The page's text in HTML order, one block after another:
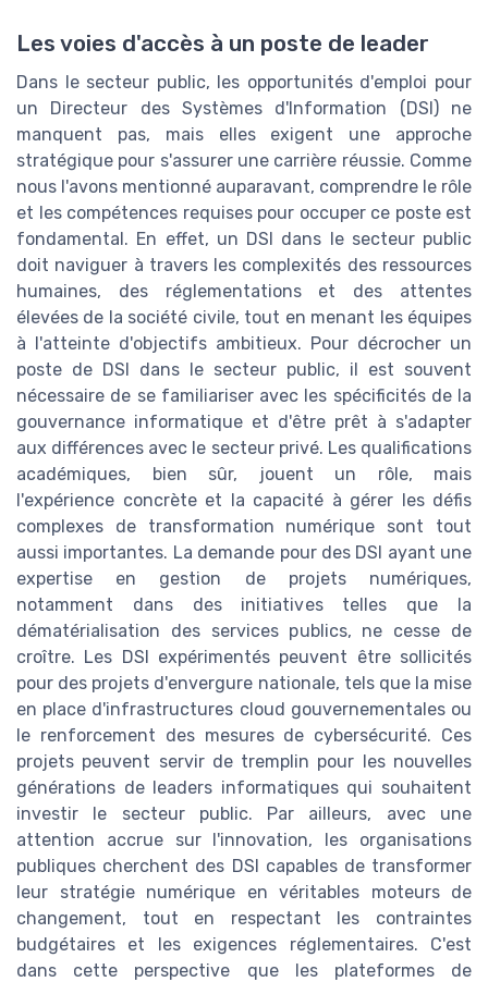
Les voies d'accès à un poste de leader
Dans le secteur public, les opportunités d'emploi pour
un Directeur des Systèmes d'Information (DSI) ne
manquent pas, mais elles exigent une approche
stratégique pour s'assurer une carrière réussie. Comme
nous l'avons mentionné auparavant, comprendre le rôle
et les compétences requises pour occuper ce poste est
fondamental. En effet, un DSI dans le secteur public
doit naviguer à travers les complexités des ressources
humaines, des réglementations et des attentes
élevées de la société civile, tout en menant les équipes
à l'atteinte d'objectifs ambitieux. Pour décrocher un
poste de DSI dans le secteur public, il est souvent
nécessaire de se familiariser avec les spécificités de la
gouvernance informatique et d'être prêt à s'adapter
aux différences avec le secteur privé. Les qualifications
académiques, bien sûr, jouent un rôle, mais
l'expérience concrète et la capacité à gérer les défis
complexes de transformation numérique sont tout
aussi importantes. La demande pour des DSI ayant une
expertise en gestion de projets numériques,
notamment dans des initiatives telles que la
dématérialisation des services publics, ne cesse de
croître. Les DSI expérimentés peuvent être sollicités
pour des projets d'envergure nationale, tels que la mise
en place d'infrastructures cloud gouvernementales ou
le renforcement des mesures de cybersécurité. Ces
projets peuvent servir de tremplin pour les nouvelles
générations de leaders informatiques qui souhaitent
investir le secteur public. Par ailleurs, avec une
attention accrue sur l'innovation, les organisations
publiques cherchent des DSI capables de transformer
leur stratégie numérique en véritables moteurs de
changement, tout en respectant les contraintes
budgétaires et les exigences réglementaires. C'est
dans cette perspective que les plateformes de